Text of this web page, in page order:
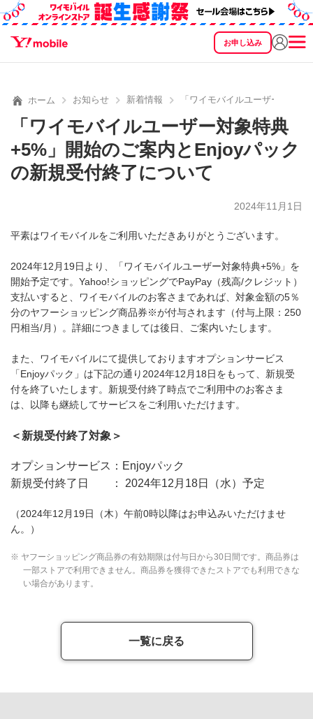
お申し込み
SEARCH
ホーム お知らせ 新着情報 「ワイモバイルユーザー対象
「ワイモバイルユーザー対象特典
+5%」開始のご案内とEnjoyパック
の新規受付終了について
2024年11月1日
平素はワイモバイルをご利用いただきありがとうございます。
2024年12月19日より、「ワイモバイルユーザー対象特典+5%」を
開始予定です。Yahoo!ショッピングでPayPay（残高/クレジット）
支払いすると、ワイモバイルのお客さまであれば、対象金額の5％
分のヤフーショッピング商品券※が付与されます（付与上限：250
円相当/月）。詳細につきましては後日、ご案内いたします。
また、ワイモバイルにて提供しておりますオプションサービス
「Enjoyパック」は下記の通り2024年12月18日をもって、新規受
付を終了いたします。新規受付終了時点でご利用中のお客さま
は、以降も継続してサービスをご利用いただけます。
＜新規受付終了対象＞
オプションサービス：Enjoyパック
新規受付終了日 ： 2024年12月18日（水）予定
（2024年12月19日（木）午前0時以降はお申込みいただけませ
ん。）
※ ヤフーショッピング商品券の有効期限は付与日から30日間です。商品券は
一部ストアで利用できません。商品券を獲得できたストアでも利用できな
い場合があります。
一覧に戻る